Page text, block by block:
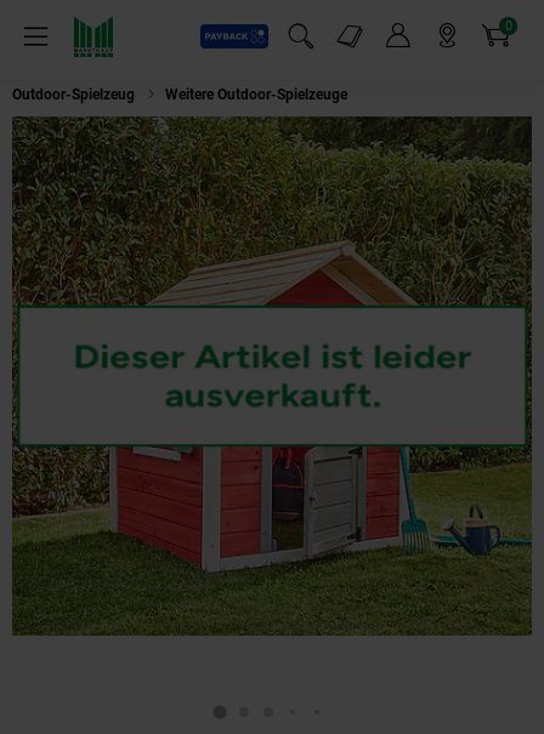
Menü
Payback
Suchfeld einblenden
Markt-Angebote 0
Artikel
Outdoor-Spielzeug Weitere Outdoor-Spielzeuge